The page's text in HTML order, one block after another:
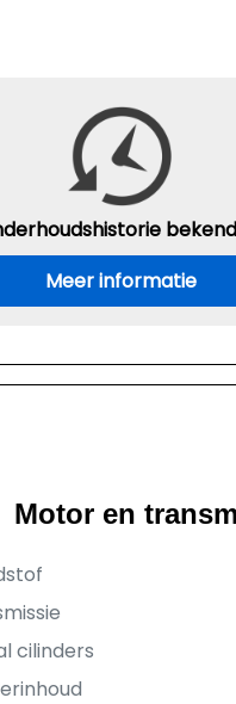
historie bekend
Meer informatie
Motor en
cilinders